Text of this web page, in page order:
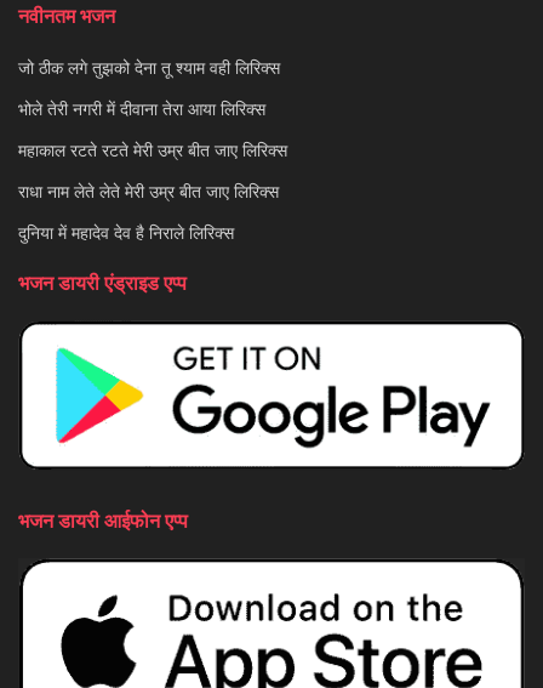
नवीनतम भजन
जो ठीक लगे तुझको देना तू श्याम वही लिरिक्स
भोले तेरी नगरी में दीवाना तेरा आया लिरिक्स
महाकाल रटते रटते मेरी उम्र बीत जाए लिरिक्स
राधा नाम लेते लेते मेरी उम्र बीत जाए लिरिक्स
दुनिया में महादेव देव है निराले लिरिक्स
भजन डायरी एंड्राइड एप्प
भजन डायरी आईफोन एप्प